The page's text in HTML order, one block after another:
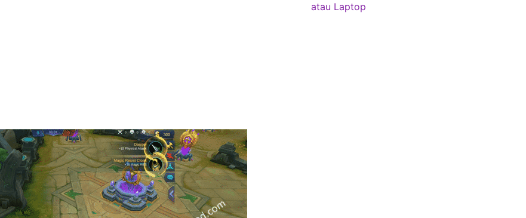
atau Laptop